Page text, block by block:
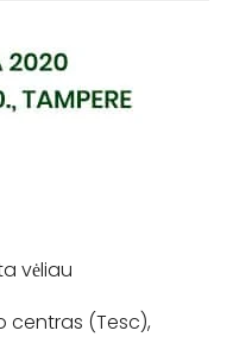
vėliau
centras (Tesc),